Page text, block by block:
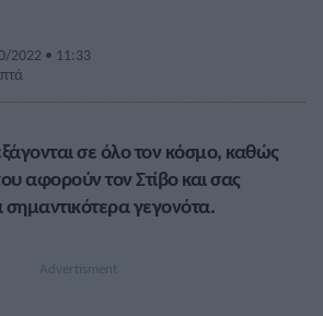
2022 • 11:33
σε όλο τον κόσμο, καθώς
αφορούν τον Στίβο και σας
γεγονότα.